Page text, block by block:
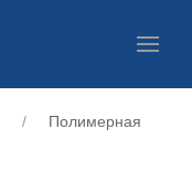
Полимерная